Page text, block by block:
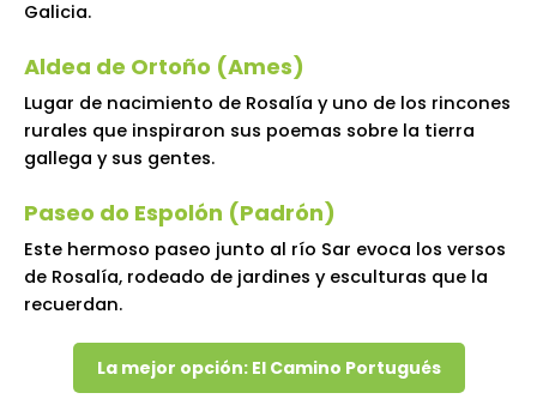
Galicia.
Aldea de Ortoño (Ames)
Lugar de nacimiento de Rosalía y uno de los rincones
rurales que inspiraron sus poemas sobre la tierra
gallega y sus gentes.
Paseo do Espolón (Padrón)
Este hermoso paseo junto al río Sar evoca los versos
de Rosalía, rodeado de jardines y esculturas que la
recuerdan.
La mejor opción: El Camino Portugués